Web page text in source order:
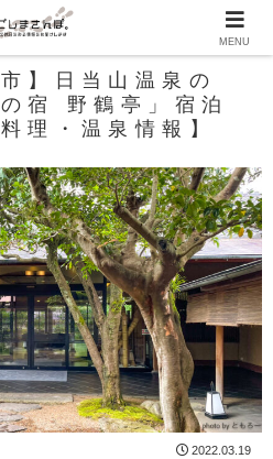
】日当山温泉の
宿 野鶴亭」宿泊
理・温泉情報】
2022.03.19
MENU